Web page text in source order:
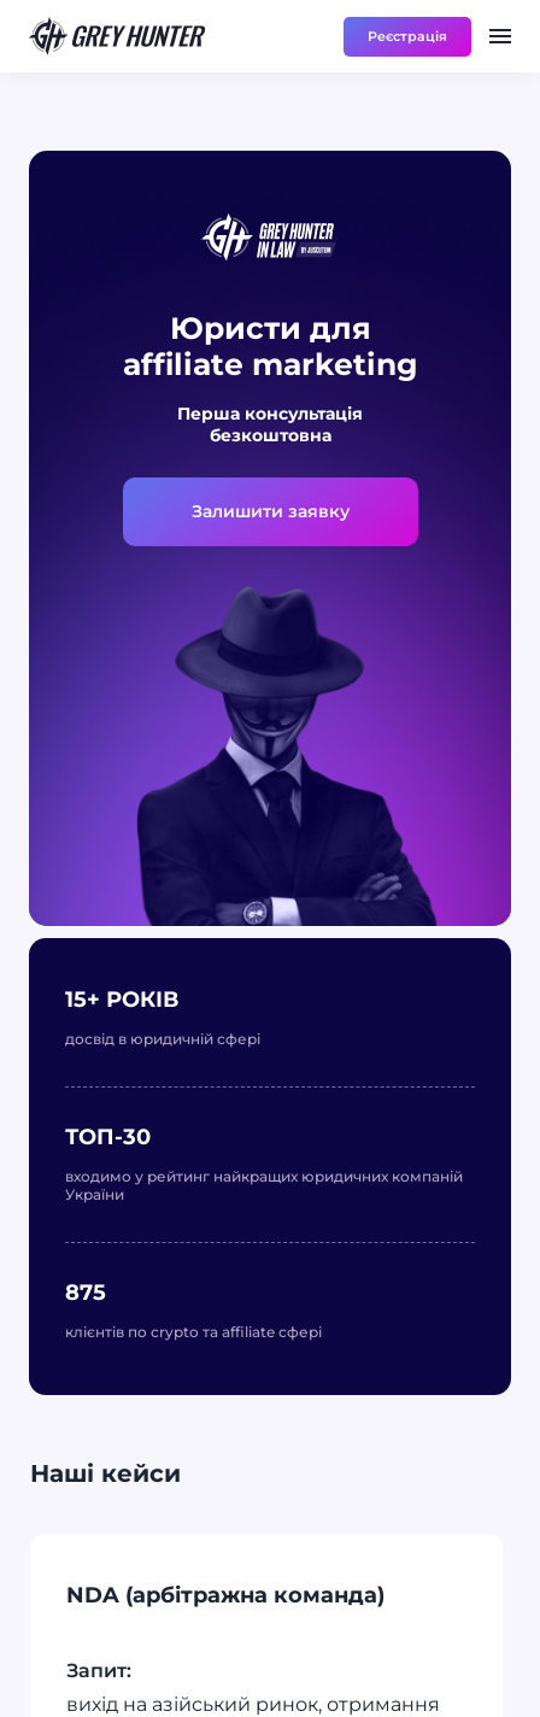
RU Робота
Реєстрація
Юристи для
affiliate marketing
Перша консультація
безкоштовна
Залишити заявку
15+ РОКІВ
досвід в юридичній сфері
ТОП-30
входимо у рейтинг найкращих юридичних компаній
України
875
клієнтів по crypto та affiliate сфері
Наші кейси
NDA (арбітражна команда)
Запит:
вихід на азійський ринок, отримання